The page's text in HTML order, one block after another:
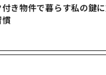
き物件で暮らす私の鍵
慣